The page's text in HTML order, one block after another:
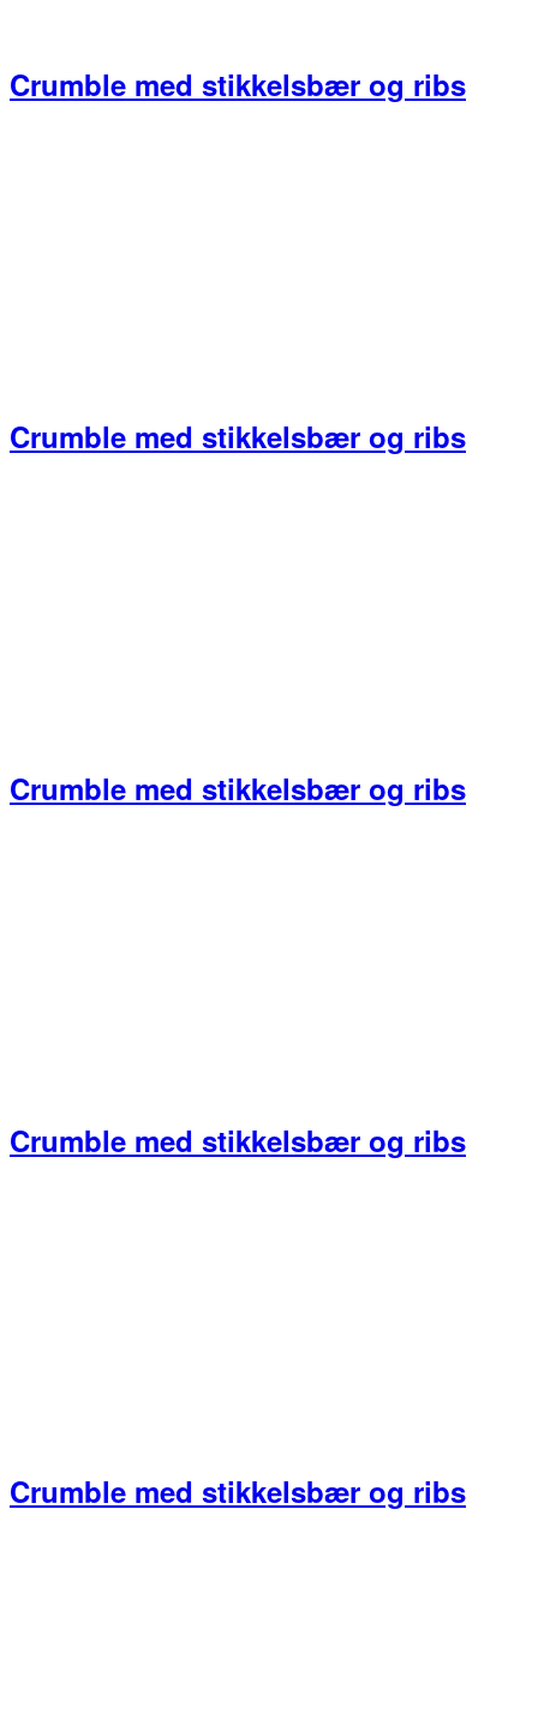
Crumble med stikkelsbær og ribs
Crumble med stikkelsbær og ribs
Crumble med stikkelsbær og ribs
Crumble med stikkelsbær og ribs
Crumble med stikkelsbær og ribs